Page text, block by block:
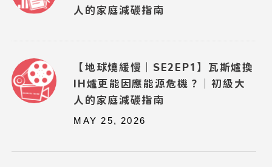
人的家庭減碳指南
【地球燒緩慢｜SE2EP1】瓦斯爐換
IH爐更能因應能源危機？｜初級大
人的家庭減碳指南
MAY 25, 2026